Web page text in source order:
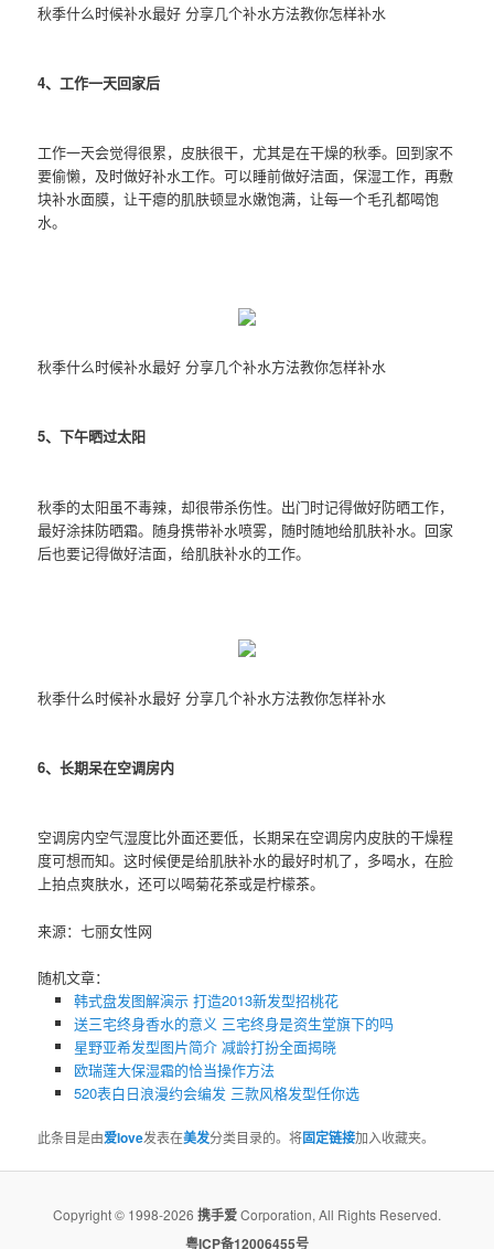
秋季什么时候补水最好 分享几个补水方法教你怎样补水
4、工作一天回家后
工作一天会觉得很累，皮肤很干，尤其是在干燥的秋季。回到家不
要偷懒，及时做好补水工作。可以睡前做好洁面，保湿工作，再敷
块补水面膜，让干瘪的肌肤顿显水嫩饱满，让每一个毛孔都喝饱
水。
秋季什么时候补水最好 分享几个补水方法教你怎样补水
5、下午晒过太阳
秋季的太阳虽不毒辣，却很带杀伤性。出门时记得做好防晒工作，
最好涂抹防晒霜。随身携带补水喷雾，随时随地给肌肤补水。回家
后也要记得做好洁面，给肌肤补水的工作。
秋季什么时候补水最好 分享几个补水方法教你怎样补水
6、长期呆在空调房内
空调房内空气湿度比外面还要低，长期呆在空调房内皮肤的干燥程
度可想而知。这时候便是给肌肤补水的最好时机了，多喝水，在脸
上拍点爽肤水，还可以喝菊花茶或是柠檬茶。
来源：七丽女性网
随机文章：
韩式盘发图解演示 打造2013新发型招桃花
送三宅终身香水的意义 ​三宅终身是资生堂旗下的吗
星野亚希发型图片简介 减龄打扮全面揭晓
欧瑞莲大保湿霜的恰当操作方法
520表白日浪漫约会编发 三款风格发型任你选
此条目是由爱love发表在美发分类目录的。将固定链接加入收藏夹。
Copyright © 1998-2026 携手爱Corporation, All Rights Reserved.
粤ICP备12006455号